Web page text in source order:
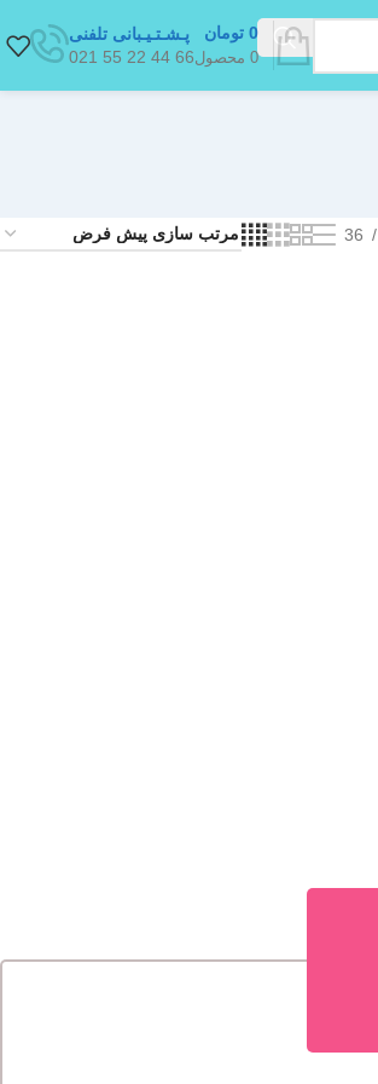
0 محصول
0 تومان
پـشـتـیـبانی تلفنی
66 44 22 55 021
36